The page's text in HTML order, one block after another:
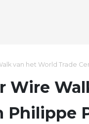
van het World Trade
Wire
Philippe